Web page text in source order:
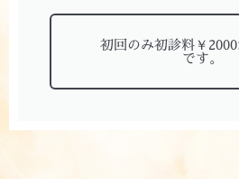
初回のみ初診料￥
です。